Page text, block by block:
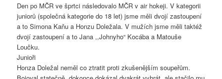
Den po MČR ve šprtci následovalo MČR v air hokeji. V kategorii
juniorů (společná kategorie do 18 let) jsme měli dvojí zastoupení
a to Simona Kaňu a Honzu Doležala. V mužích jsme měli taktéž
dvojí zastoupení a to Jana ,,Johnyho“ Kocába a Matouše
Loučku.
Junioři
Honza Doležal neměl co ztratit proti zkušenějším soupeřům.